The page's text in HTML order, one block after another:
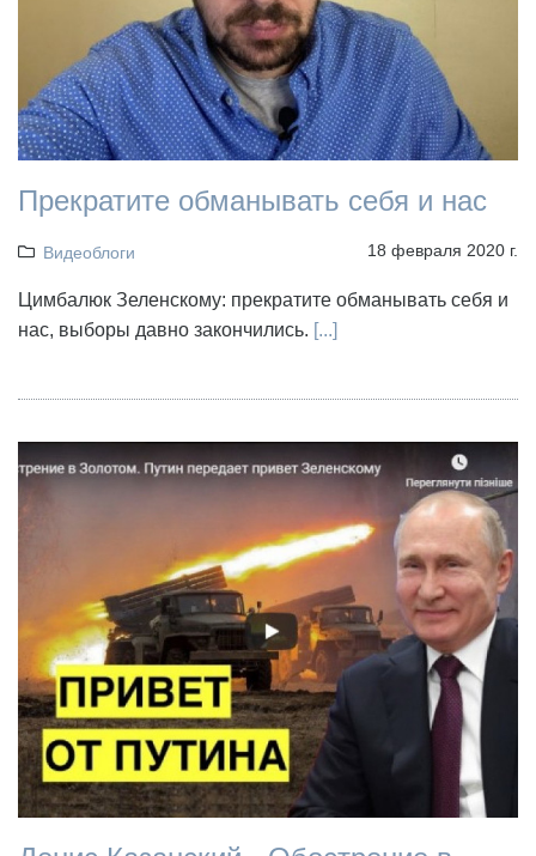
Прекратите обманывать себя и нас
Видеоблоги 18 февраля 2020 г.
Цимбалюк Зеленскому: прекратите обманывать себя и
нас, выборы давно закончились. [...]